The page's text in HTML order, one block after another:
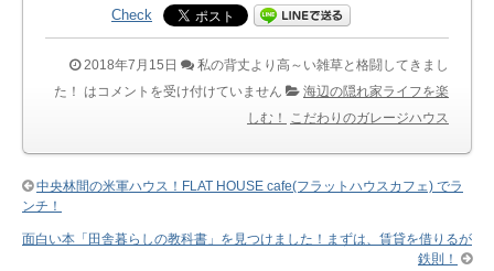
Check
2018年7月15日
私の背丈より高～い雑草と格闘してきまし
た！ は コメントを受け付けていません
海辺の隠れ家ライフを楽
しむ！
こだわりのガレージハウス
中央林間の米軍ハウス！FLAT HOUSE cafe(フラットハウスカフェ) でラ
ンチ！
面白い本「田舎暮らしの教科書」を見つけました！まずは、賃貸を借りるが
鉄則！